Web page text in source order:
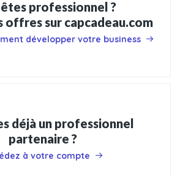
professionnel ?
offres sur capcadeau.com
développer votre business
déjà un professionnel
partenaire ?
à votre compte